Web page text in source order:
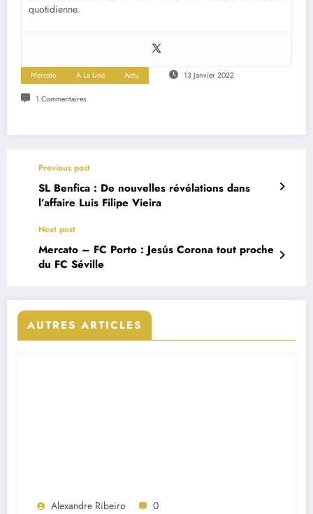
quotidienne.
Mercato A La Une Actu 13 Janvier 2022
1 Commentaires
Previous post
SL Benfica : De nouvelles révélations dans
l’affaire Luis Filipe Vieira
Next post
Mercato – FC Porto : Jesús Corona tout proche
du FC Séville
AUTRES ARTICLES
Alexandre Ribeiro 0